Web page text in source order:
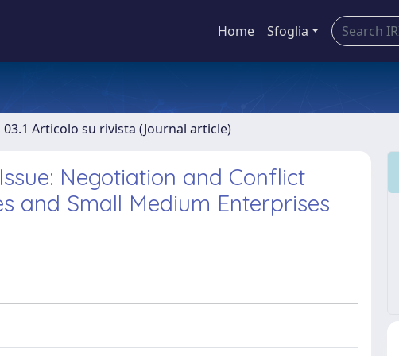
Home Sfoglia
03.1 Articolo su rivista (Journal article)
Negotiation and Conflict
and Small Medium Enterprises